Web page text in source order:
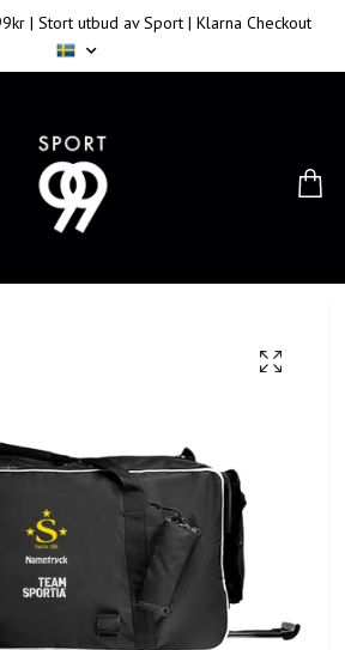
| Stort utbud av Sport | Klarna Checkout